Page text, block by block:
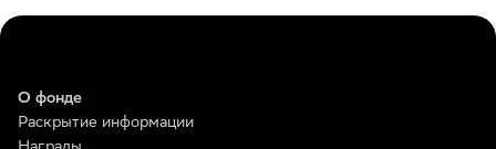
О фонде
Раскрытие информации